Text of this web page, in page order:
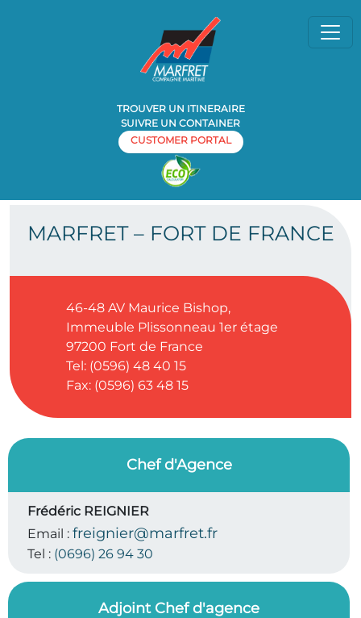
TROUVER UN ITINERAIRE
SUIVRE UN CONTAINER
CUSTOMER PORTAL
MARFRET – FORT DE FRANCE
46-48 AV Maurice Bishop,
Immeuble Plissonneau 1er étage
97200 Fort de France
Tel: (0596) 48 40 15
Fax: (0596) 63 48 15
MARFRET – FORT DE FRANCE
Chef d'Agence
Frédéric REIGNIER
Email : freignier@marfret.fr
Tel : (0696) 26 94 30
Adjoint Chef d'agence